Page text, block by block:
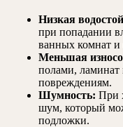
Низкая
при попадании
ванных комнат и
Меньшая
полами, ламинат
повреждениям.
Шумность: При
шум, который
подложки.